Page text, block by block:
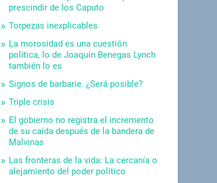
prescindir de los Caputo
Torpezas inexplicables
La morosidad es una cuestión
política, lo de Joaquín Benegas Lynch
también lo es
Signos de barbarie. ¿Será posible?
Triple crisis
El gobierno no registra el incremento
de su caída después de la bandera de
Malvinas
Las fronteras de la vida: La cercanía o
alejamiento del poder político